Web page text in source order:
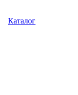
Каталог